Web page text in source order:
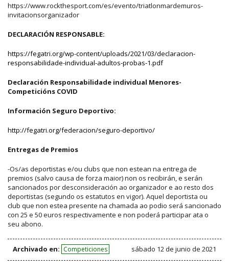
https://www.rockthesport.com/es/evento/triatlonmardemuros-
invitacionsorganizador
DECLARACIÓN RESPONSABLE:
https://fegatri.org/wp-content/uploads/2021/03/declaracion-
responsabilidade-individual-adultos-probas-1.pdf
Declaración Responsabilidade individual Menores-
Competicións COVID
Información Seguro Deportivo:
http://fegatri.org/federacion/seguro-deportivo/
Entregas de Premios
-Os/as deportistas e/ou clubs que non estean na entrega de
premios (salvo causa de forza maior) non os recibirán, e serán
sancionados por desconsideración ao organizador e ao resto dos
deportistas (segundo os estatutos en vigor). Aquel deportista ou
club que non estea presente na chamada ao podio será sancionado
con 25 e 50 euros respectivamente e non poderá participar ata o
seu abono.
Archivado en: Competiciones sábado 12 de junio de 2021